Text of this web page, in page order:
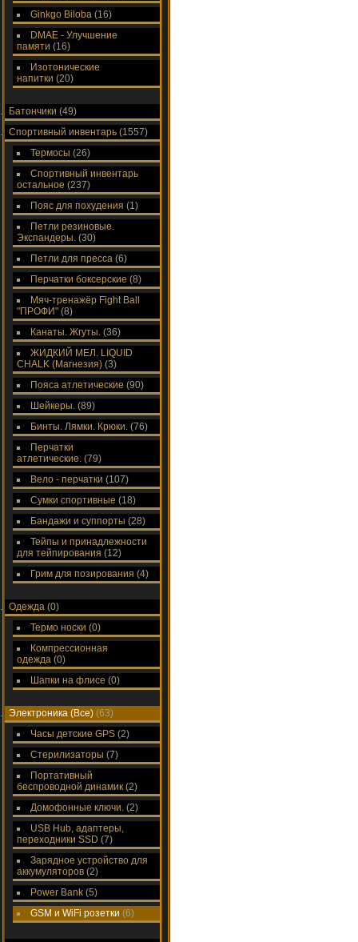
Ginkgo Biloba (16)
DMAE - Улучшение
памяти (16)
Изотонические
напитки (20)
Батончики (49)
Спортивный инвентарь (1557)
Термосы (26)
Спортивный инвентарь
остальное (237)
Пояс для похудения (1)
Петли резиновые.
Экспандеры. (30)
Петли для пресса (6)
Перчатки боксерские (8)
Мяч-тренажёр Fight Ball
"ПРОФИ" (8)
Канаты. Жгуты. (36)
ЖИДКИЙ МЕЛ. LIQUID
CHALK (Магнезия) (3)
Пояса атлетические (90)
Шейкеры. (89)
Бинты. Лямки. Крюки. (76)
Перчатки
атлетические. (79)
Вело - перчатки (107)
Сумки спортивные (18)
Бандажи и суппорты (28)
Тейпы и принадлежности
для тейпирования (12)
Грим для позирования (4)
Одежда (0)
Термо носки (0)
Компрессионная
одежда (0)
Шапки на флисе (0)
Электроника (Все) (63)
Часы детские GPS (2)
Стерилизаторы (7)
Портативный
беспроводной динамик (2)
Домофонные ключи. (2)
USB Hub, адаптеры,
переходники SSD (7)
Зарядное устройство для
аккумуляторов (2)
Power Bank (5)
GSM и WiFi розетки (6)